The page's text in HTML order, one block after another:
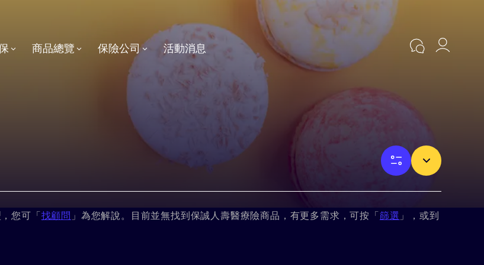
商品總覽 保險公司 活動消息
您可「找顧問 」為您解說。目前並無找到保誠人壽醫療險商品，有更多需求，可按「篩選 」，或到